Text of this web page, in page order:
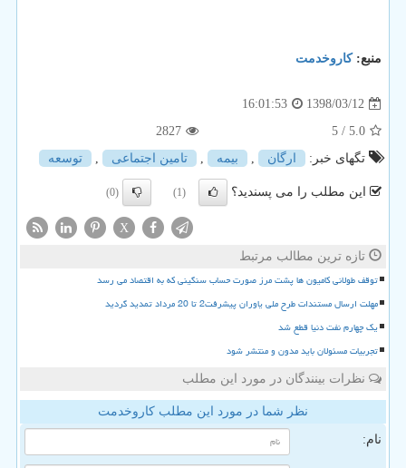
منبع:كاروخدمت
1398/03/12
16:01:53
5.0
/ 5
2827
تگهای خبر:
ارگان , بیمه , تامین اجتماعی , توسعه
این مطلب را می پسندید؟ (1)
(0)
X
تازه ترین مطالب مرتبط
توقف طولانی کامیون ها پشت مرز صورت حساب سنگینی که به اقتصاد می رسد
مهلت ارسال مستندات طرح ملی یاوران پیشرفت2 تا 20 مرداد تمدید گردید
یک چهارم نفت دنیا قطع شد
تجربیات مسئولان باید مدون و منتشر شود
نظرات بینندگان در مورد این مطلب
نظر شما در مورد این مطلب کاروخدمت
نام: